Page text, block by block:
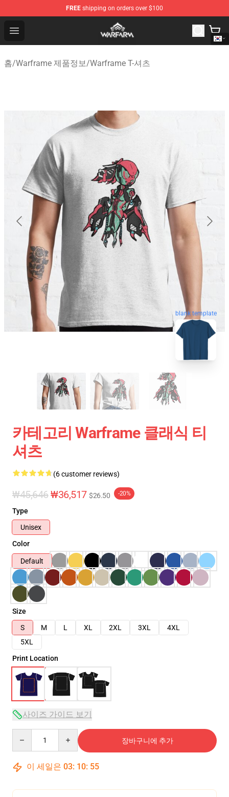
FREE shipping on orders over $100
Open menu
Warframe Shop - Official Warframe Merchandise Store
홈/Warframe 제품정보/Warframe T-셔츠
blank template
카테고리 Warframe 클래식 티
셔츠
(6 customer reviews)
₩45,646₩36,517 $26.50 -20%
Type
Unisex
Color
Default
Size
S
M L XL 2XL 3XL
4XL
5XL
Print Location
사이즈 가이드 보기
장바구니에 추가
이 세일은 03: 10: 54